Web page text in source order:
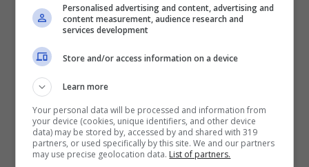
Personalised advertising and content, advertising and
content measurement, audience research and
services development
Store and/or access information on a device
Learn more
Your personal data will be processed and information from
your device (cookies, unique identifiers, and other device
data) may be stored by, accessed by and shared with 319
partners, or used specifically by this site. We and our partners
may use precise geolocation data. List of partners.